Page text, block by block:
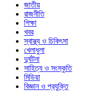
জাতীয়
রাজনীতি
শিক্ষা
খবর
স্বাস্থ্য ও চিকিৎসা
খেলাধুলা
দুর্ঘটনা
সাহিত্য ও সংস্কৃতি
মিডিয়া
বিজ্ঞান ও প্রযুক্তি